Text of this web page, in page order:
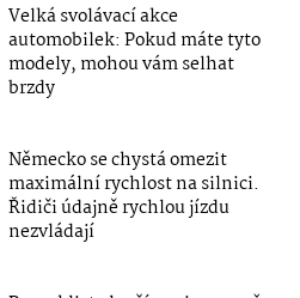
Velká svolávací akce
automobilek: Pokud máte tyto
modely, mohou vám selhat
brzdy
Německo se chystá omezit
maximální rychlost na silnici.
Řidiči údajně rychlou jízdu
nezvládají